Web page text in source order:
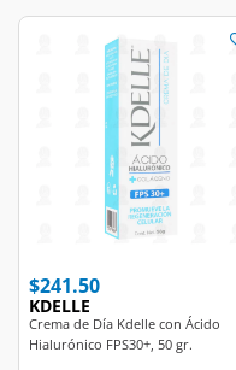
$241.50
KDELLE
Crema de Día Kdelle con Ácido
Hialurónico FPS30+, 50 gr.